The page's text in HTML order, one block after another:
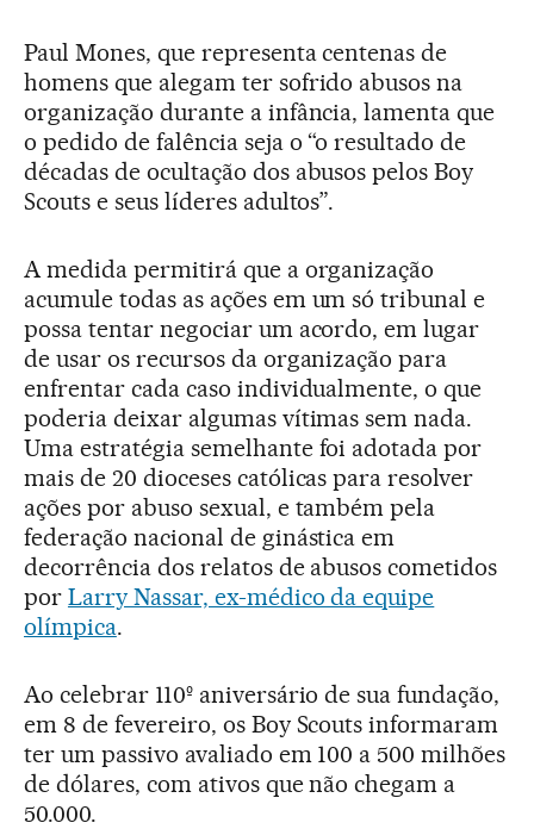
Paul Mones, que representa centenas de
homens que alegam ter sofrido abusos na
organização durante a infância, lamenta que
o pedido de falência seja o “o resultado de
décadas de ocultação dos abusos pelos Boy
Scouts e seus líderes adultos”.
A medida permitirá que a organização
acumule todas as ações em um só tribunal e
possa tentar negociar um acordo, em lugar
de usar os recursos da organização para
enfrentar cada caso individualmente, o que
poderia deixar algumas vítimas sem nada.
Uma estratégia semelhante foi adotada por
mais de 20 dioceses católicas para resolver
ações por abuso sexual, e também pela
federação nacional de ginástica em
decorrência dos relatos de abusos cometidos
por Larry Nassar, ex-médico da equipe
olímpica.
Ao celebrar 110º aniversário de sua fundação,
em 8 de fevereiro, os Boy Scouts informaram
ter um passivo avaliado em 100 a 500 milhões
de dólares, com ativos que não chegam a
50.000.